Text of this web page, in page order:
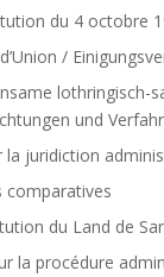
du 4 octobre
/
lothringisch-
und
la juridiction
comparatives
du Land de
la procédure